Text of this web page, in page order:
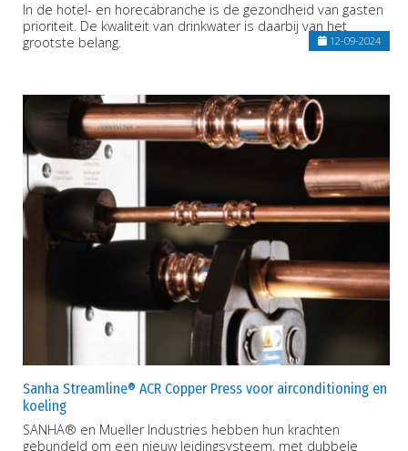
In de hotel- en horecabranche is de gezondheid van gasten
prioriteit. De kwaliteit van drinkwater is daarbij van het
grootste belang.
12-09-2024
Sanha Streamline® ACR Copper Press voor airconditioning en
koeling
SANHA® en Mueller Industries hebben hun krachten
gebundeld om een nieuw leidingsysteem, met dubbele